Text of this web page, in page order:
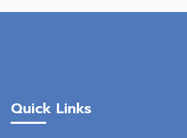
Quick Links